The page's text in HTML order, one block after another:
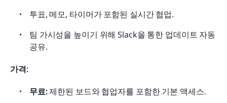
투표, 메모, 타이머가 포함된 실시간 협업.
팀 가시성을 높이기 위해 Slack을 통한 업데이트 자동
공유.
가격:
무료: 제한된 보드와 협업자를 포함한 기본 액세스.